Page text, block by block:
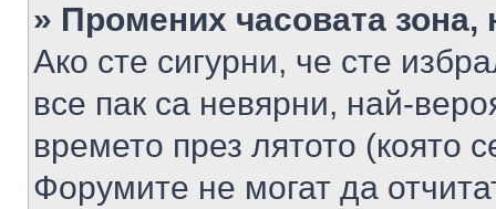
» Промених часовата
Ако сте сигурни, че сте
все пак са невярни, най-
времето през лятото (която
Форумите не могат да